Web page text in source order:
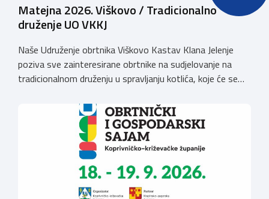
Matejna 2026. Viškovo / Tradicionalno
druženje UO VKKJ
Naše Udruženje obrtnika Viškovo Kastav Klana Jelenje
poziva sve zainteresirane obrtnike na sudjelovanje na
tradicionalnom druženju u spravljanju kotlića, koje će se
Viškovu, u nedjelju dana 20. rujna 2026. godine
(parkiralište iza zgrade Općine Viškovo, Vozišće
3).Kotizacija iznosi 20,00 EUR po ekipI te uključuje 2 kg
mesa divljači, […]